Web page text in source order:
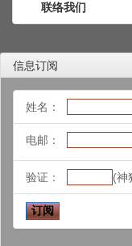
联络我们
信息订阅
姓名：
电邮：
验证： (神